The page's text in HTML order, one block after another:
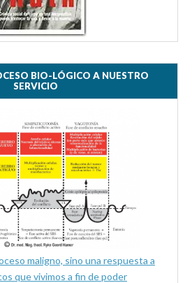
BIO-LÓGICO A NUESTRO
SERVICIO
maligno, sino una respuesta a
que vivimos a fin de poder